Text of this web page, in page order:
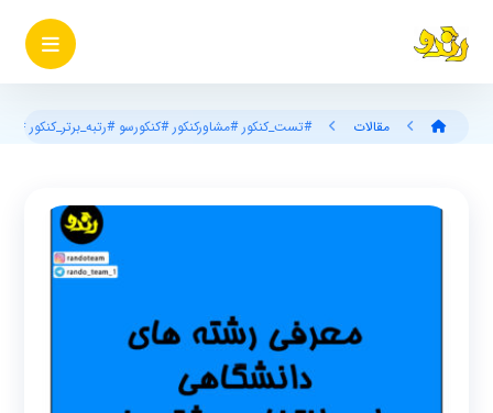
مقالات #تست_کنکور #مشاورکنکور #کنکورسو #رتبه_برتر_کنکور #کنکورارشد #رتبه_کنکور